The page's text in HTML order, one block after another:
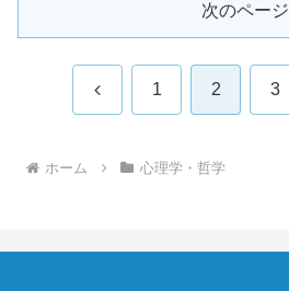
次のページ
前 1 2 3
ホーム 心理学・哲学